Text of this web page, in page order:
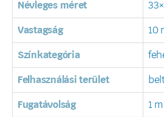
Névleges méret
Vastagság 10
Színkategória
Felhasználási terület
Fugatávolság 1